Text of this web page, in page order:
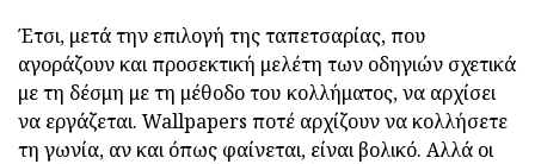
Έτσι, μετά την επιλογή της ταπετσαρίας, που
αγοράζουν και προσεκτική μελέτη των οδηγιών σχετικά
με τη δέσμη με τη μέθοδο του κολλήματος, να αρχίσει
να εργάζεται. Wallpapers ποτέ αρχίζουν να κολλήσετε
τη γωνία, αν και όπως φαίνεται, είναι βολικό. Αλλά οι